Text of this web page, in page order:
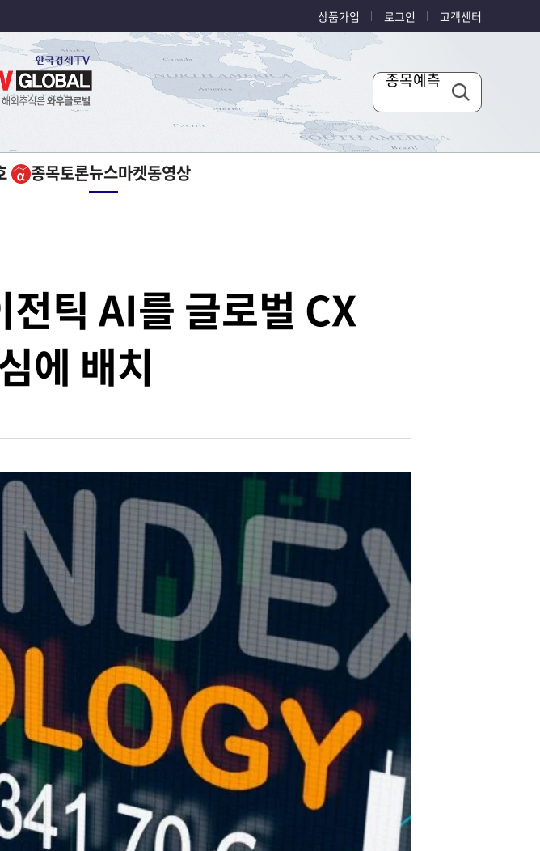
상품가입 로그인 고객센터
종목예측
종목토론뉴스마켓동영상
틱 AI를 글로벌 CX
에 배치